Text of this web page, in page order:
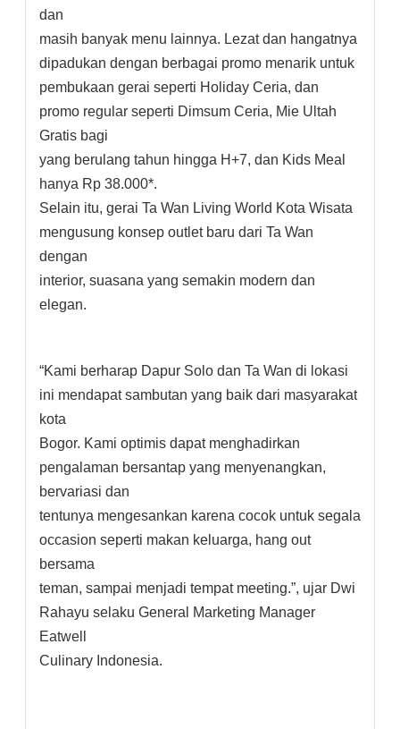
dan
masih banyak menu lainnya. Lezat dan hangatnya
dipadukan dengan berbagai promo menarik untuk
pembukaan gerai seperti Holiday Ceria, dan
promo regular seperti Dimsum Ceria, Mie Ultah
Gratis bagi
yang berulang tahun hingga H+7, dan Kids Meal
hanya Rp 38.000*.
Selain itu, gerai Ta Wan Living World Kota Wisata
mengusung konsep outlet baru dari Ta Wan
dengan
interior, suasana yang semakin modern dan
elegan.
“Kami berharap Dapur Solo dan Ta Wan di lokasi
ini mendapat sambutan yang baik dari masyarakat
kota
Bogor. Kami optimis dapat menghadirkan
pengalaman bersantap yang menyenangkan,
bervariasi dan
tentunya mengesankan karena cocok untuk segala
occasion seperti makan keluarga, hang out
bersama
teman, sampai menjadi tempat meeting.”, ujar Dwi
Rahayu selaku General Marketing Manager
Eatwell
Culinary Indonesia.